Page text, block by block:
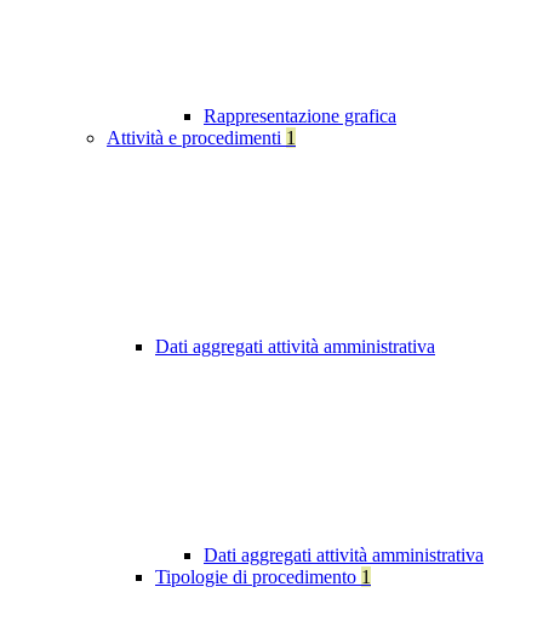
Rappresentazione grafica
Attività e procedimenti 1
Dati aggregati attività amministrativa
Dati aggregati attività amministrativa
Tipologie di procedimento 1